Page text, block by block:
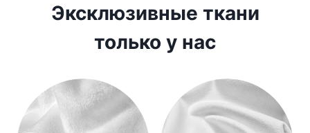
Эксклюзивные ткани
только у нас